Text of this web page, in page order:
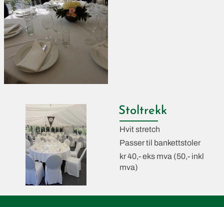
Stoltrekk
Hvit stretch
Passer til bankettstoler
kr 40,- eks mva (50,- inkl
mva)